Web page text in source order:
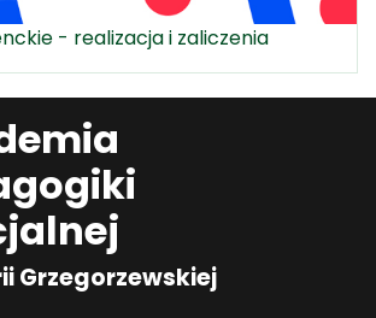
- realizacja i zaliczenia
Grzegorzewskiej